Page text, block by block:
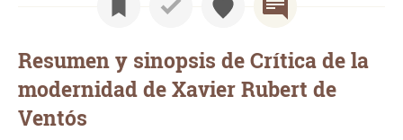
Resumen y sinopsis de Crítica de la
modernidad de Xavier Rubert de
Ventós